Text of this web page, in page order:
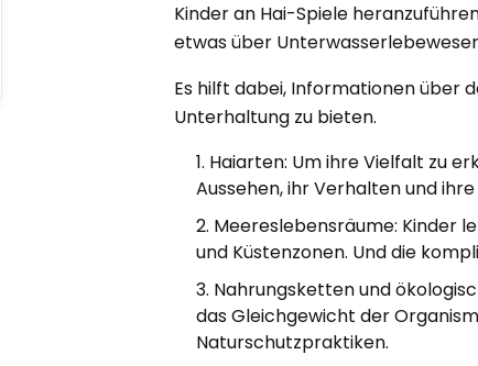
Kinder an Hai-Spiele
etwas über
Es hilft dabei, Informationen über
Unterhaltung zu bieten.
Haiarten: Um ihre Vielfalt zu
Aussehen, ihr Verhalten und
Meereslebensräume: Kinder
und Küstenzonen. Und die
Nahrungsketten und
das Gleichgewicht der
Naturschutzpraktiken.